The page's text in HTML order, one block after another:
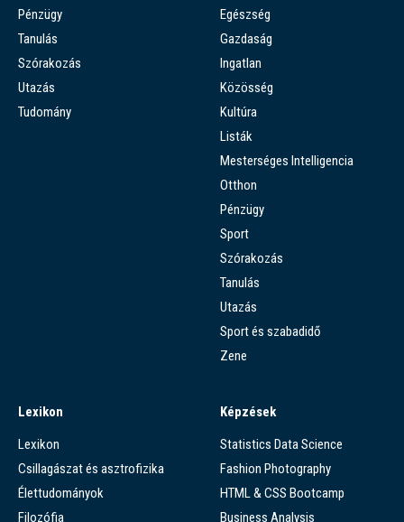
Pénzügy
Tanulás
Szórakozás
Utazás
Tudomány
Egészség
Gazdaság
Ingatlan
Közösség
Kultúra
Listák
Mesterséges Intelligencia
Otthon
Pénzügy
Sport
Szórakozás
Tanulás
Utazás
Sport és szabadidő
Zene
Lexikon
Lexikon
Csillagászat és asztrofizika
Élettudományok
Filozófia
Képzések
Statistics Data Science
Fashion Photography
HTML & CSS Bootcamp
Business Analysis